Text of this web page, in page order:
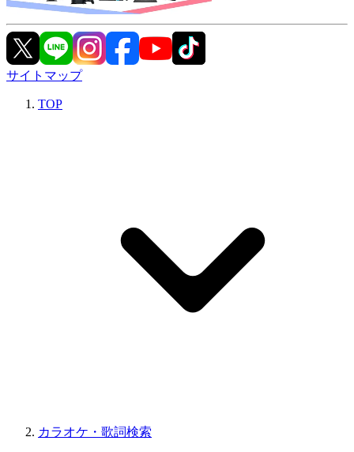
サイトマップ
TOP
カラオケ・歌詞検索